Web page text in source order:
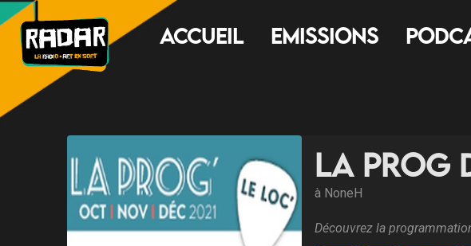
Accueil Emissions
La prog
à NoneH
Découvrez la